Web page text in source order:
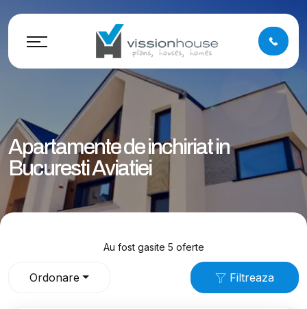
Apartamente de inchiriat in
Bucuresti Aviatiei
Au fost gasite 5 oferte
Ordonare Filtreaza